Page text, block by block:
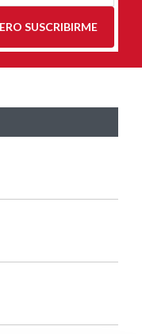
SUSCRIBIRME